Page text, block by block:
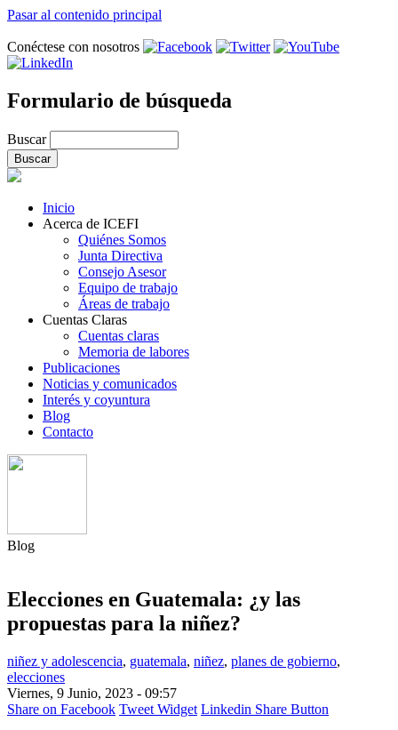
Pasar al contenido principal
Conéctese con nosotros
Formulario de búsqueda
Buscar
Inicio
Acerca de ICEFI
Quiénes Somos
Junta Directiva
Consejo Asesor
Equipo de trabajo
Áreas de trabajo
Cuentas Claras
Cuentas claras
Memoria de labores
Publicaciones
Noticias y comunicados
Interés y coyuntura
Blog
Contacto
Blog
Elecciones en Guatemala: ¿y las
propuestas para la niñez?
niñez y adolescencia, guatemala, niñez, planes de gobierno,
elecciones
Viernes, 9 Junio, 2023 - 09:57
Share on Facebook Tweet Widget Linkedin Share Button